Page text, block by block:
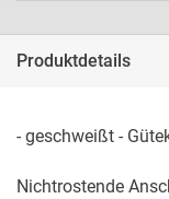
Produktdetails
- geschweißt -
Nichtrostende